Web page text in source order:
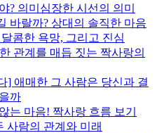
? 의미심장한 시선의 의미
바랄까? 상대의 솔직한 마음
콤한 욕망, 그리고 진심
관계를 매듭 짓는 짝사랑의
] 애매한 그 사람은 당신과 결
까
는 마음! 짝사랑 흐름 보기
사람의 관계와 미래